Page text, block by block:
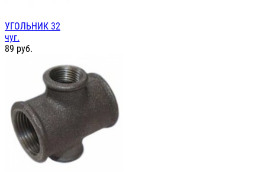
УГОЛЬНИК 32
чуг.
89 руб.